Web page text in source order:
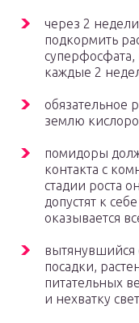
через 2
подкормить
суперфосфата,
каждые 2
обязательное
землю
помидоры
контакта с
стадии роста
допустят к
оказывается
вытянувшийся
посадки,
питательных
и нехватку